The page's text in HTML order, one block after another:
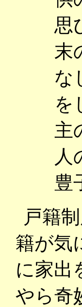
思
末
な
を
主
人
豊
戸籍
籍が気
に家出
やら奇